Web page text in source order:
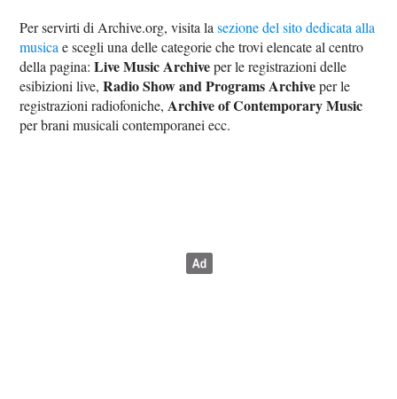
Per servirti di Archive.org, visita lasezione del sito dedicata alla
musica e scegli una delle categorie che trovi elencate al centro
della pagina:Live Music Archiveper le registrazioni delle
esibizioni live,Radio Show and Programs Archiveper le
registrazioni radiofoniche, Archive of Contemporary Music
per brani musicali contemporanei ecc.